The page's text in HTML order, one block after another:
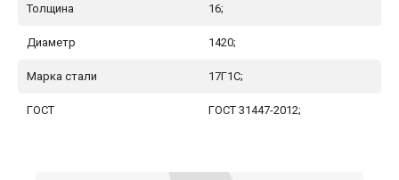
Толщина 16;
Диаметр 1420;
Марка стали 17Г1С;
ГОСТ ГОСТ 31447-2012;